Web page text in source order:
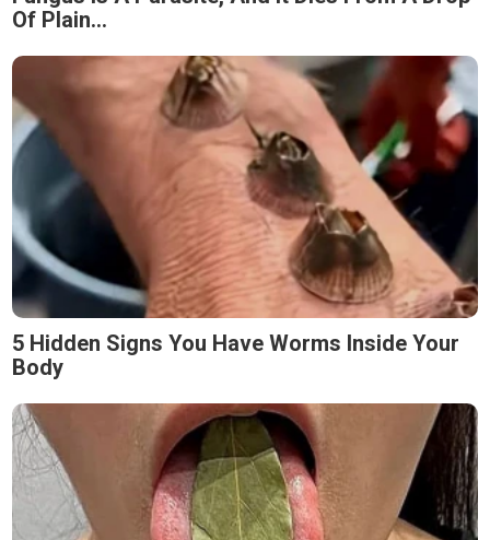
Of Plain...
5 Hidden Signs You Have Worms Inside Your
Body